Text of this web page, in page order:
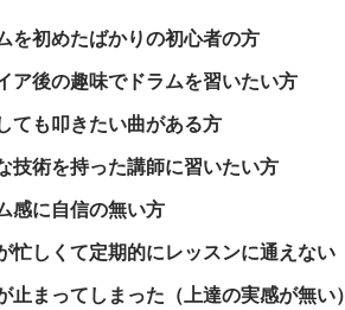
を初めたばかりの初心者の方
ア後の趣味でドラムを習いたい方
ても叩きたい曲がある方
技術を持った講師に習いたい方
感に自信の無い方
忙しくて定期的にレッスンに通えない
止まってしまった（上達の実感が無い）